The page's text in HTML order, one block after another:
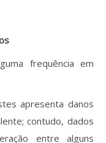
publicadas
frequência em
apresenta danos
contudo, dados
entre alguns